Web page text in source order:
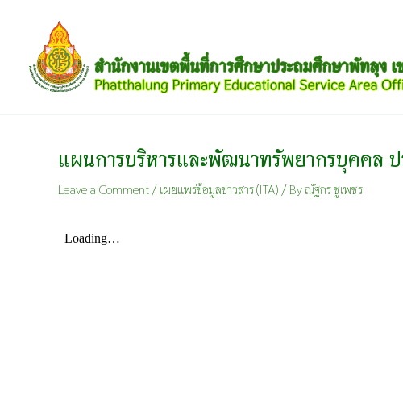
แผนการบริหารและพัฒนาทรัพยากรบุคคล
Leave a Comment/เผยแพร่ข้อมูลข่าวสาร (ITA) / Byณัฐกร ชูเพชร